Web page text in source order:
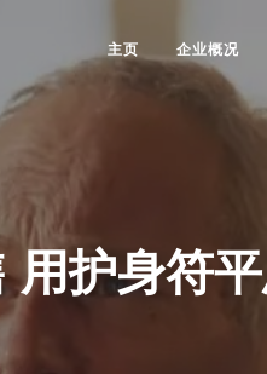
主页 企业概况
护身符